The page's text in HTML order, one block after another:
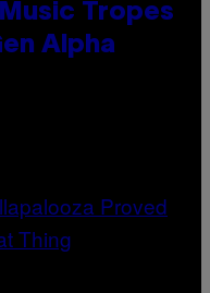
Tropes
Alpha